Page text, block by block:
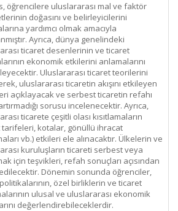
öğrencilere uluslararası mal ve faktör
doğasını ve belirleyicilerini
yardımcı olmak amacıyla
Ayrıca, dünya genelindeki
ticaret desenlerinin ve ticaret
ekonomik etkilerini anlamalarını
Uluslararası ticaret teorilerini
uluslararası ticaretin akışını etkileyen
açıklayacak ve serbest ticaretin refahı
sorusu incelenecektir. Ayrıca,
ticarete çeşitli olası kısıtlamaların
tarifeleri, kotalar, gönüllü ihracat
vb.) etkileri ele alınacaktır. Ülkelerin ve
kuruluşların ticareti serbest veya
için teşvikleri, refah sonuçları açısından
Dönemin sonunda öğrenciler,
özel birliklerin ve ticaret
ulusal ve uluslararası ekonomik
değerlendirebileceklerdir.